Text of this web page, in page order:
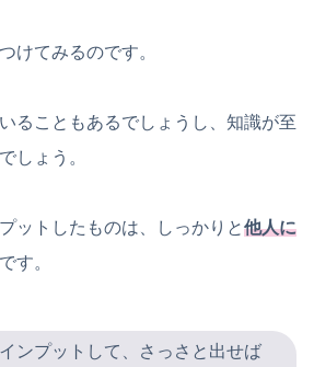
けてみるのです。
ることもあるでしょうし、知識が至
しょう。
ットしたものは、しっかりと他人に
す。
ンプットして、さっさと出せば